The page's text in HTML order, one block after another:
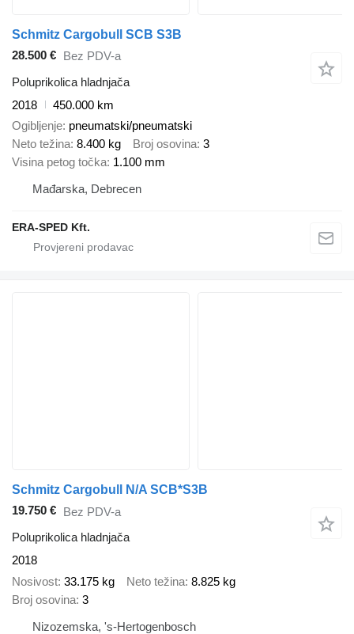
Schmitz Cargobull SCB S3B
28.500 € Bez PDV-a
Poluprikolica hladnjača
2018
450.000 km
Ogibljenje pneumatski/pneumatski
Neto težina 8.400 kg Broj osovina 3
Visina petog točka 1.100 mm
Mađarska, Debrecen
ERA-SPED Kft.
Schmitz Cargobull N/A SCB*S3B
19.750 € Bez PDV-a
Poluprikolica hladnjača
2018
Nosivost 33.175 kg Neto težina 8.825 kg
Broj osovina 3
Nizozemska, 's-Hertogenbosch